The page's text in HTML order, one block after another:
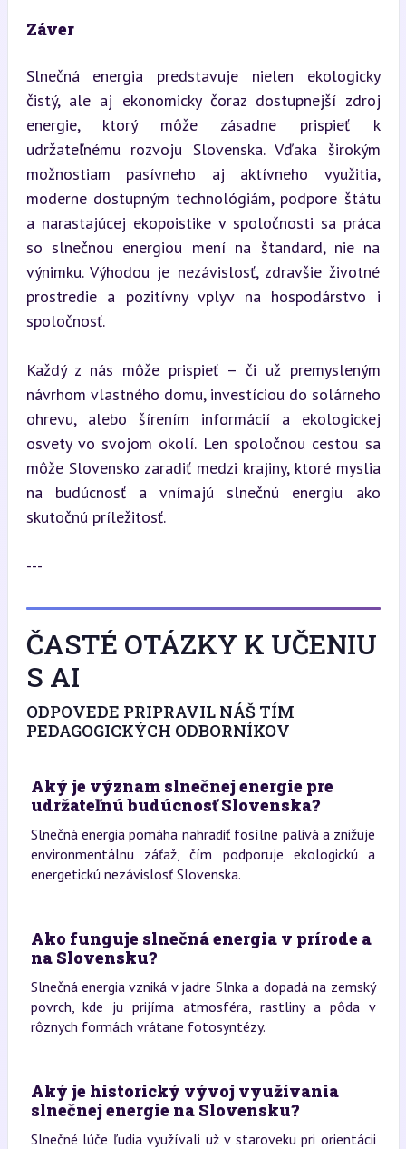
Záver
Slnečná energia predstavuje nielen ekologicky
čistý, ale aj ekonomicky čoraz dostupnejší zdroj
energie, ktorý môže zásadne prispieť k
udržateľnému rozvoju Slovenska. Vďaka širokým
možnostiam pasívneho aj aktívneho využitia,
moderne dostupným technológiám, podpore štátu
a narastajúcej ekopoistike v spoločnosti sa práca
so slnečnou energiou mení na štandard, nie na
výnimku. Výhodou je nezávislosť, zdravšie životné
prostredie a pozitívny vplyv na hospodárstvo i
spoločnosť.
Každý z nás môže prispieť – či už premysleným
návrhom vlastného domu, investíciou do solárneho
ohrevu, alebo šírením informácií a ekologickej
osvety vo svojom okolí. Len spoločnou cestou sa
môže Slovensko zaradiť medzi krajiny, ktoré myslia
na budúcnosť a vnímajú slnečnú energiu ako
skutočnú príležitosť.
---
ČASTÉ OTÁZKY K UČENIU
S AI
ODPOVEDE PRIPRAVIL NÁŠ TÍM
PEDAGOGICKÝCH ODBORNÍKOV
Aký je význam slnečnej energie pre
udržateľnú budúcnosť Slovenska?
Slnečná energia pomáha nahradiť fosílne palivá a znižuje
environmentálnu záťaž, čím podporuje ekologickú a
energetickú nezávislosť Slovenska.
Ako funguje slnečná energia v prírode a
na Slovensku?
Slnečná energia vzniká v jadre Slnka a dopadá na zemský
povrch, kde ju prijíma atmosféra, rastliny a pôda v
rôznych formách vrátane fotosyntézy.
Aký je historický vývoj využívania
slnečnej energie na Slovensku?
Slnečné lúče ľudia využívali už v staroveku pri orientácii